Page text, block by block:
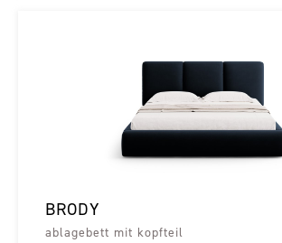
BRODY
ablagebett mit kopfteil